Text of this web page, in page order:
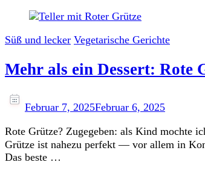
Süß und lecker Vegetarische Gerichte
Mehr als ein Dessert: Rote
Februar 7, 2025Februar 6, 2025
Rote Grütze? Zugegeben: als Kind mochte
Grütze ist nahezu perfekt — vor allem in
Das beste …